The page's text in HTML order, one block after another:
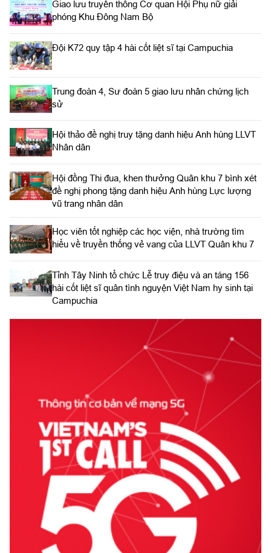
Giao lưu truyền thống Cơ quan Hội Phụ nữ giải
phóng Khu Đông Nam Bộ
Đội K72 quy tập 4 hài cốt liệt sĩ tại Campuchia
Trung đoàn 4, Sư đoàn 5 giao lưu nhân chứng lịch
sử
Hội thảo đề nghị truy tặng danh hiệu Anh hùng LLVT
Nhân dân
Hội đồng Thi đua, khen thưởng Quân khu 7 bình xét
đề nghị phong tặng danh hiệu Anh hùng Lực lượng
vũ trang nhân dân
Học viên tốt nghiệp các học viện, nhà trường tìm
hiểu về truyền thống vẻ vang của LLVT Quân khu 7
​Tỉnh Tây Ninh tổ chức Lễ truy điệu và an táng 156
hài cốt liệt sĩ quân tình nguyện Việt Nam hy sinh tại
Campuchia